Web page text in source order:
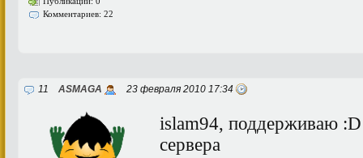
Комментариев: 22
11 ASMAGA 23 февраля 2010 17:34
islam94, поддерживаю
сервера